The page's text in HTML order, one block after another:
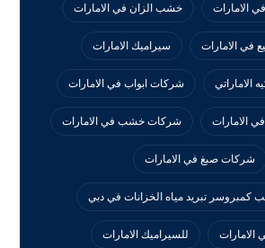
الامارات خشب الزان في الامارات
في الامارات سيراميك الامارات
الاماراتي شركات ابواب في الامارات
الامارات شركات خشب في الامارات
شركات صبغ في الامارات
كمبروسر تبريد مياه الخزانات في دبي
الامارات للسيراميك الامارات